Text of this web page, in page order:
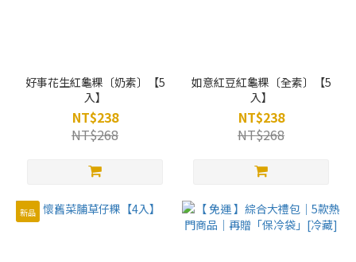
好事花生紅龜粿〔奶素〕【5
入】
NT$238
NT$268
如意紅豆紅龜粿〔全素〕【5
入】
NT$238
NT$268
新品